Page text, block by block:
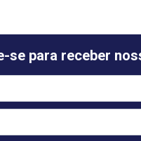
se para receber